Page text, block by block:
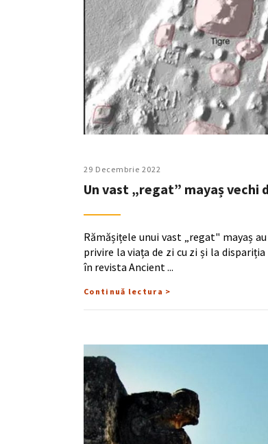
29 Decembrie 2022
Un vast „regat” mayaș vechi
Rămășițele unui vast „regat" mayaș
privire la viața de zi cu zi și la
în revista Ancient
Continuă lectura >